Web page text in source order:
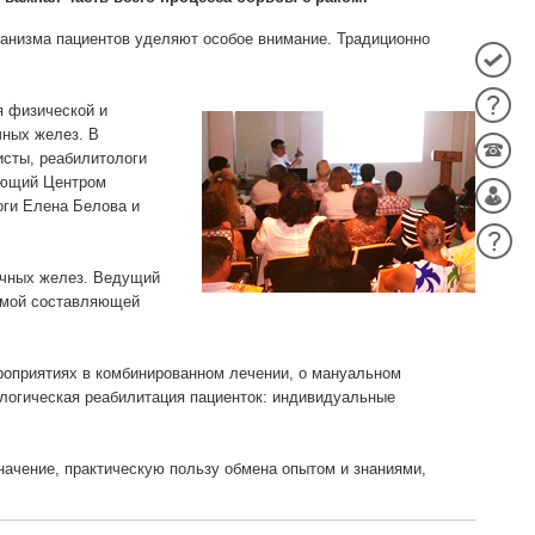
пациентов уделяют особое внимание. Традиционно
физической и
желез. В
реабилитологи
Центром
Елена Белова и
желез. Ведущий
составляющей
в комбинированном лечении, о мануальном
реабилитация пациенток: индивидуальные
практическую пользу обмена опытом и знаниями,